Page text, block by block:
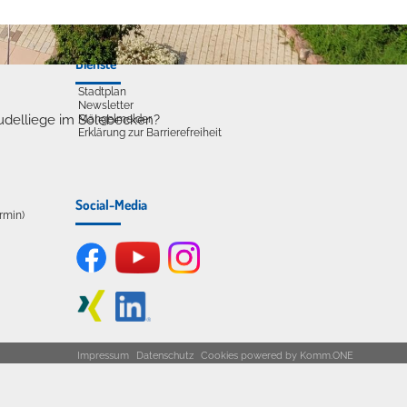
im Solebecken?
Dienste
Stadtplan
Newsletter
Mängelmelder
Erklärung zur Barrierefreiheit
Social-Media
Impressum Datenschutz Cookies powered by Komm.ONE